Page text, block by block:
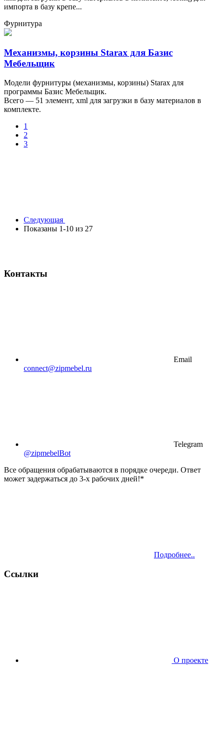
импорта в базу крепе...
Фурнитура
Механизмы, корзины Starax для Базис
Мебельщик
Модели фурнитуры (механизмы, корзины) Starax для
программы Базис Мебельщик.
Всего — 51 элемент, xml для загрузки в базу материалов в
комплекте.
1
2
3
Следующая
Показаны 1-10 из 27
Контакты
Email
connect@zipmebel.ru
Telegram
@zipmebelBot
Все обращения обрабатываются в порядке очереди. Ответ
может задержаться до 3-х рабочих дней!*
Подробнее..
Ссылки
О проекте